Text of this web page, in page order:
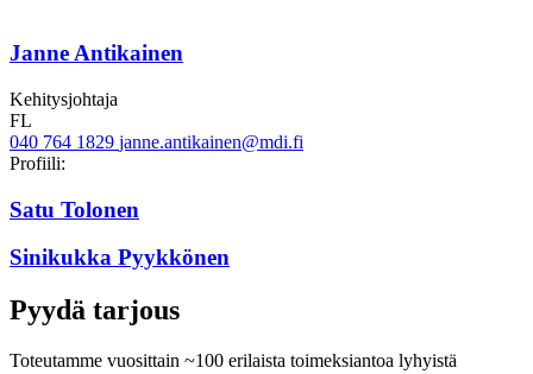
Janne Antikainen
Kehitysjohtaja
FL
040 764 1829 janne.antikainen@mdi.fi
Profiili:
Satu Tolonen
Sinikukka Pyykkönen
Pyydä tarjous
Toteutamme vuosittain ~100 erilaista toimeksiantoa lyhyistä